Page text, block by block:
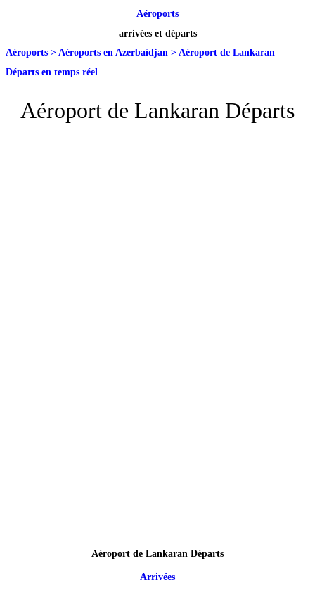
Aéroports
arrivées et départs
Aéroports > Aéroports en Azerbaïdjan > Aéroport de Lankaran
Départs en temps réel
Aéroport de Lankaran Départs
Aéroport de Lankaran Départs
Arrivées